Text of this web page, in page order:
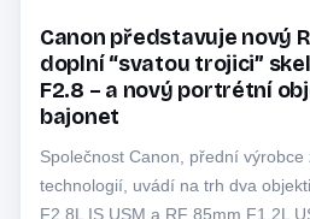
Canon představuje nový
doplní “svatou trojici”
F2.8 – a nový portrétní
bajonet
Společnost Canon, přední výrobce
technologií, uvádí na trh dva
F2.8L IS USM a RF 85mm F1.2L